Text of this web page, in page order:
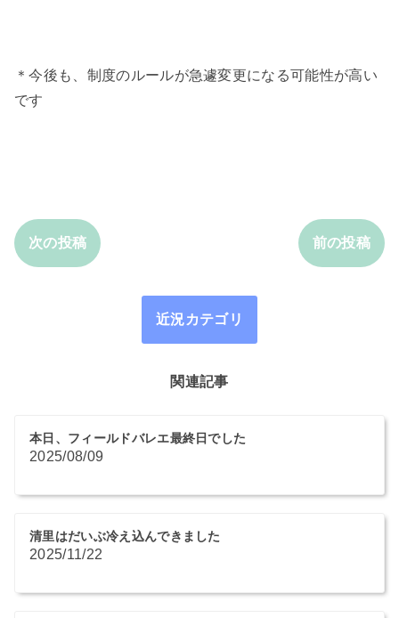
＊今後も、制度のルールが急遽変更になる可能性が高い
です
次の投稿 前の投稿
近況カテゴリ
関連記事
本日、フィールドバレエ最終日でした
2025/08/09
清里はだいぶ冷え込んできました
2025/11/22